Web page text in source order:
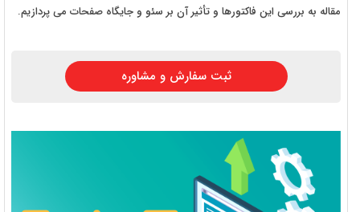
مقاله به بررسی این فاکتورها و تأثیر آن بر سئو و جایگاه صفحات می پردازیم.
ثبت سفارش و مشاوره